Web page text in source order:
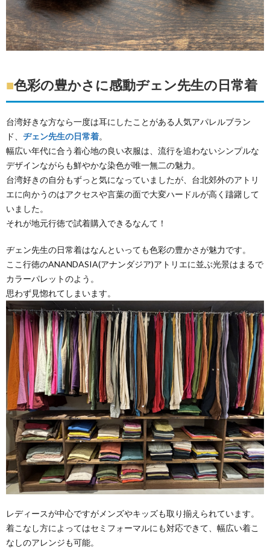
■色彩の豊かさに感動ヂェン先生の日常着
台湾好きな方なら一度は耳にしたことがある人気アパレルブラン
ド、 ヂェン先生の日常着。
幅広い年代に合う着心地の良い衣服は、流行を追わないシンプルな
デザインながらも鮮やかな染色が唯一無二の魅力。
台湾好きの自分もずっと気になっていましたが、台北郊外のアトリ
エに向かうのはアクセスや言葉の面で大変ハードルが高く躊躇して
いました。
それが地元行徳で試着購入できるなんて！
ヂェン先生の日常着はなんといっても色彩の豊かさが魅力です。
ここ行徳のANANDASIA(アナンダジア)アトリエに並ぶ光景はまるで
カラーパレットのよう。
思わず見惚れてしまいます。
レディースが中心ですがメンズやキッズも取り揃えられています。
着こなし方によってはセミフォーマルにも対応できて、幅広い着こ
なしのアレンジも可能。